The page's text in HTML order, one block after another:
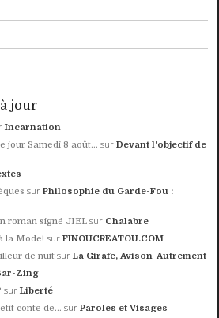
jour
Incarnation
jour Samedi 8 août... surDevant l'objectif de
surPhilosophie du Garde-Fou :
roman signé JIEL sur Chalabre
la Mode! surFINOUCREATOU.COM
de nuit surLa Girafe, Avison-Autrement
Zing
surLiberté
conte de... surParoles et Visages